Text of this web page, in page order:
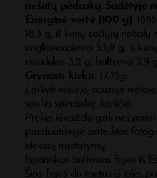
riešutų pėdsakų. Sudėtyje
Energinė vertė (100 g)
:
18,3 g, iš kurių sočiųjų riebalų
angliavandeniai 53,9 g, iš
skaidulos 3,2 g, baltymai 3,9
Grynasis kiekis: 17,75g.
Laikyti vėsioje, sausoje
saulės spindulių, karščio.
Prekės išvaizda gali
parduotuvėje pateiktos
ekranų nustatymų
Ispaniškos baltosios figos iš
Šios figos du metus iš eilės